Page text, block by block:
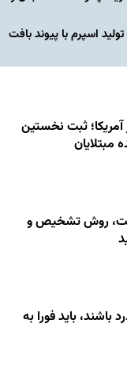
اسپرم با پیوند بافت
ثبت نخستین
مبتلایان
روش تشخیص و
باشند، باید فورا به